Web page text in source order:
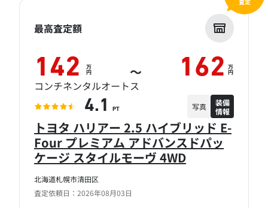
北海道札幌市清田区
査定依頼日：2026年08月03日
トヨタ ハリアー 2.5 ハイブリッド E-
Four プレミアム アドバンスドパッ
ケージ スタイルモーヴ 4WD
最高査定額
142 万
円 ～ 162 万
円
コンチネンタルオートス
4.1 PT 写真
装備
情報